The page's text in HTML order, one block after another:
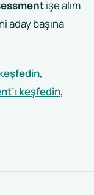
işe alım
aday başına
,
keşfedin,